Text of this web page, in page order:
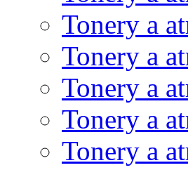
Tonery a
Tonery a
Tonery a
Tonery a
Tonery a